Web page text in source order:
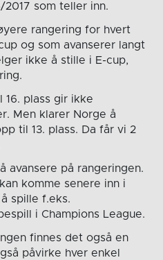
2017 som teller inn.
rangering for hvert
og som avanserer langt
ikke å stille i E-cup,
16. plass gir ikke
Men klarer Norge å
til 13. plass. Da får vi 2
avansere på rangeringen.
komme senere inn i
spille f.eks.
i Champions League.
finnes det også en
påvirke hver enkel